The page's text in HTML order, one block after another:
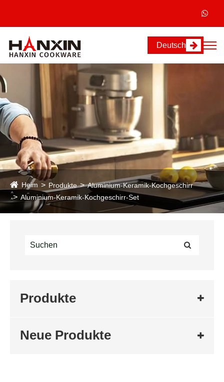
Deutsch
Heim Produkte
Aluminium-Keramik-Kochgeschirr
Aluminium-Keramik-Kochgeschirr-Set
Produkte
Neue Produkte